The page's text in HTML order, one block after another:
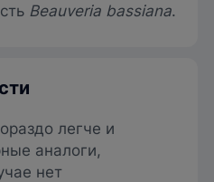
Beauveria bassiana.
легче и
аналоги,
нет